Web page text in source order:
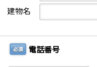
建物名
必須 電話番号